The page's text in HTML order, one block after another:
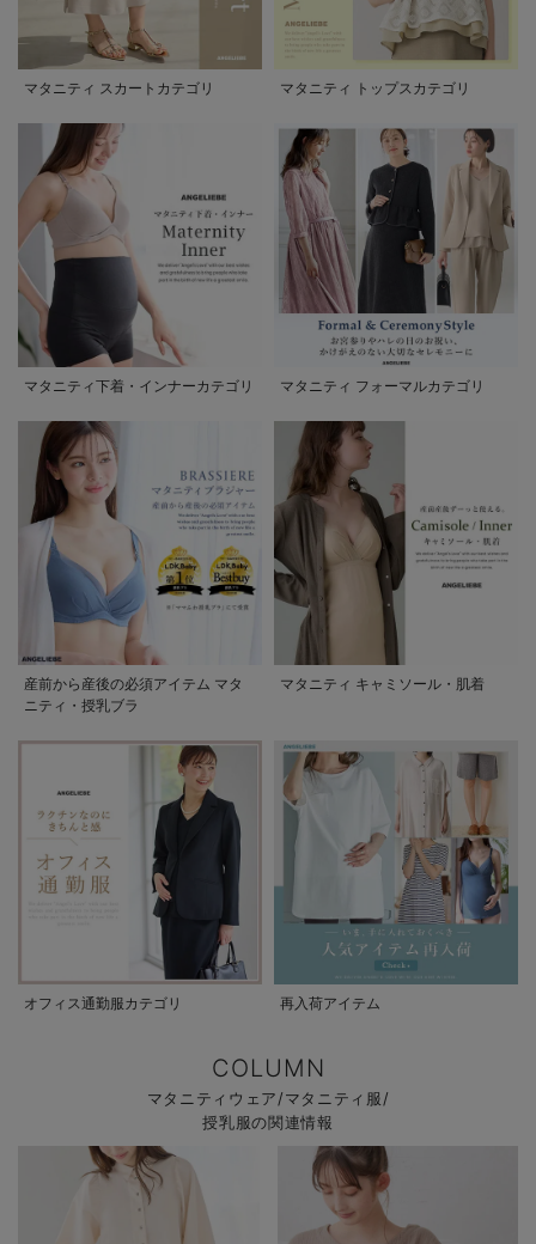
マタニティ スカートカテゴリ マタニティ トップスカテゴリ
マタニティ下着・インナーカテゴリ マタニティ フォーマルカテゴリ
産前から産後の必須アイテム マタ
ニティ・授乳ブラ
マタニティ キャミソール・肌着
オフィス通勤服カテゴリ 再入荷アイテム
COLUMN
マタニティウェア/マタニティ服/
授乳服の関連情報